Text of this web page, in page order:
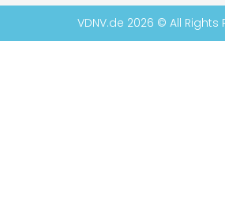
VDNV.de 2026 © All Rights